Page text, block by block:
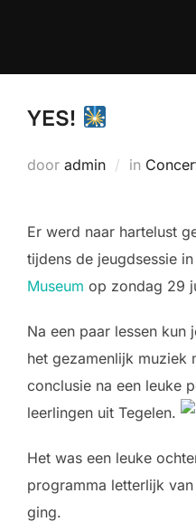
YES!
door admin in
Er werd naar hartelust
tijdens de jeugdsessie
Museum op zondag 29
Na een paar lessen kun
het gezamenlijk muziek
conclusie na een leuke
leerlingen uit Tegelen.
Het was een leuke
programma letterlijk
ging.